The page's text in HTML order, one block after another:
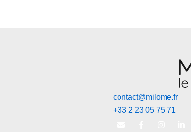
contact@milome.fr
+33 2 23 05 75 71